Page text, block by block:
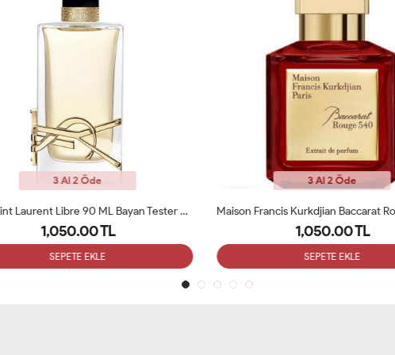
3 Al 2 Öde
1,050.00 TL
SEPETE EKLE
3 Al 2 Öde
1,050.00 TL
SEPETE EKLE